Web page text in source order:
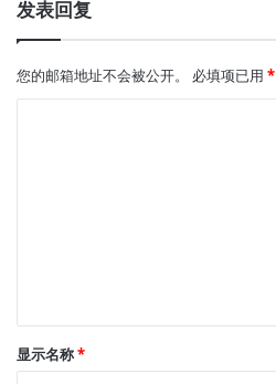
发表回复
您的邮箱地址不会被公开。 必填项已用 *
显示名称*